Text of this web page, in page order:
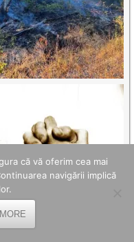
că vă oferim cea mai
navigării implică